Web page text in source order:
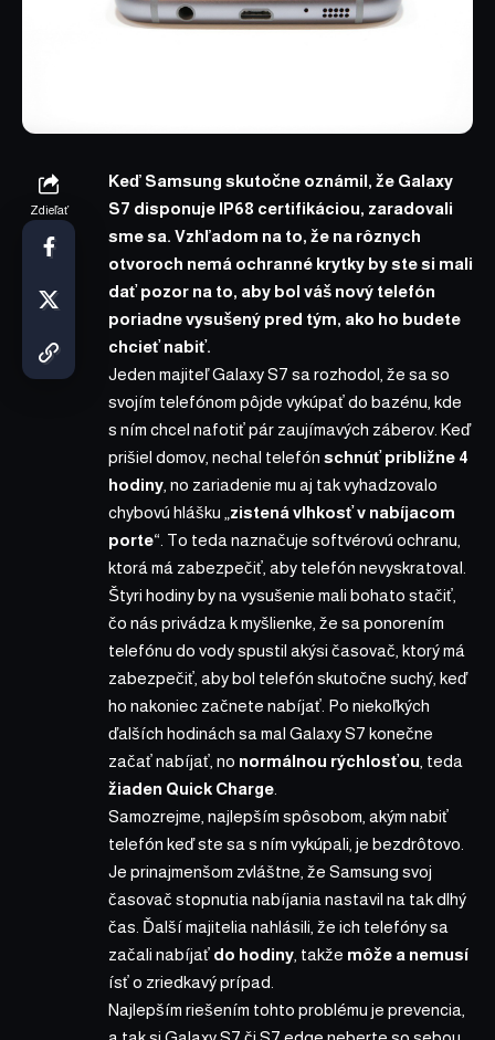
Zdieľať
Keď Samsung skutočne oznámil, že Galaxy
S7 disponuje IP68 certifikáciou, zaradovali
sme sa. Vzhľadom na to, že na rôznych
otvoroch nemá ochranné krytky by ste si mali
dať pozor na to, aby bol váš nový telefón
poriadne vysušený pred tým, ako ho budete
chcieť nabiť.
Jeden majiteľ Galaxy S7 sa rozhodol, že sa so
svojím telefónom pôjde vykúpať do bazénu, kde
s ním chcel nafotiť pár zaujímavých záberov. Keď
prišiel domov, nechal telefón schnúť približne 4
hodiny , no zariadenie mu aj tak vyhadzovalo
chybovú hlášku „ zistená vlhkosť v nabíjacom
porte“. To teda naznačuje softvérovú ochranu,
ktorá má zabezpečiť, aby telefón nevyskratoval.
Štyri hodiny by na vysušenie mali bohato stačiť,
čo nás privádza k myšlienke, že sa ponorením
telefónu do vody spustil akýsi časovač, ktorý má
zabezpečiť, aby bol telefón skutočne suchý, keď
ho nakoniec začnete nabíjať. Po niekoľkých
ďalších hodinách sa mal Galaxy S7 konečne
začať nabíjať, no normálnou rýchlosťou , teda
žiaden Quick Charge
Samozrejme, najlepším spôsobom, akým nabiť
telefón keď ste sa s ním vykúpali, je bezdrôtovo.
Je prinajmenšom zvláštne, že Samsung svoj
časovač stopnutia nabíjania nastavil na tak dlhý
čas. Ďalší majitelia nahlásili, že ich telefóny sa
začali nabíjať do hodiny , takže môže a nemusí
ísť o zriedkavý prípad.
Najlepším riešením tohto problému je prevencia,